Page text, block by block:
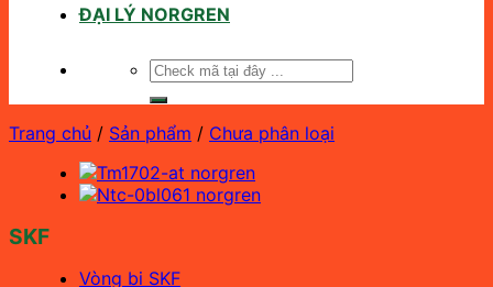
ĐẠI LÝ NORGREN
Tìm
Trang chủ / Sản phẩm / Chưa phân loại
SKF
Vòng bi SKF